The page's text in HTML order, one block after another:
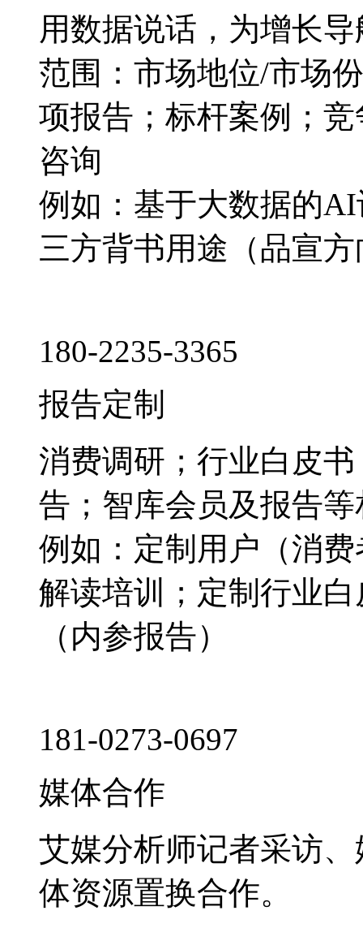
用数据说话，为增长导
范围：市场地位/市场
项报告；标杆案例；
咨询
例如：基于大数据的
三方背书用途（品宣
180-2235-3365
报告定制
消费调研；行业白皮
告；智库会员及报告
例如：定制用户（消
解读培训；定制行业
（内参报告）
181-0273-0697
媒体合作
艾媒分析师记者采访
体资源置换合作。